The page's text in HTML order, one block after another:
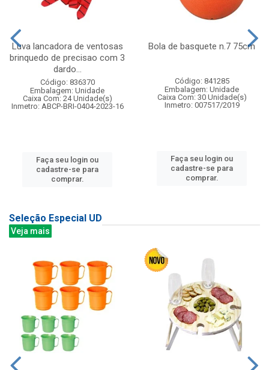
Luva lancadora de ventosas
brinquedo de precisao com 3
dardo...
Código: 836370
Embalagem: Unidade
Caixa Com: 24 Unidade(s)
Inmetro: ABCP-BRI-0404-2023-16
Faça seu login ou
cadastre-se para
comprar.
Bola de basquete n.7 75cm
Código: 841285
Embalagem: Unidade
Caixa Com: 30 Unidade(s)
Inmetro: 007517/2019
Faça seu login ou
cadastre-se para
comprar.
Seleção Especial UD
Veja mais